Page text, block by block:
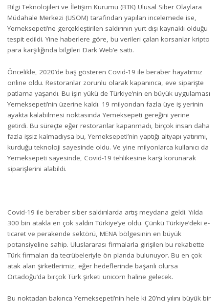
Bilgi Teknolojileri ve İletişim Kurumu (BTK) Ulusal Siber Olaylara
Müdahale Merkezi (USOM) tarafından yapılan incelemede ise,
Yemeksepeti’ne gerçekleştirilen saldırının yurt dışı kaynaklı olduğu
tespit edildi. Yine haberlere göre, bu verileri çalan korsanlar kripto
para karşılığında bilgileri Dark Web’e sattı.
Öncelikle, 2020’de baş gösteren Covid-19 ile beraber hayatımız
online oldu. Restoranlar zorunlu olarak kapanınca, eve siparişte
patlama yaşandı. Bu işin yükü de Türkiye’nin en büyük uygulaması
Yemeksepeti’nin üzerine kaldı. 19 milyondan fazla üye iş yerinin
ayakta kalabilmesi noktasında Yemeksepeti gereğini yerine
getirdi. Bu süreçte eğer restoranlar kapanmadı, birçok insan daha
fazla işsiz kalmadıysa bu, Yemeksepeti’nin yaptığı altyapı yatırımı,
kurduğu teknoloji sayesinde oldu. Ve yine milyonlarca kullanıcı da
Yemeksepeti sayesinde, Covid-19 tehlikesine karşı korunarak
siparişlerini alabildi.
Covid-19 ile beraber siber saldırılarda artış meydana geldi. Yılda
300 bin atakla en çok saldırı Türkiye’ye oldu. Çünkü Türkiye’deki e-
ticaret ve perakende sektörü, MENA bölgesinin en büyük
potansiyeline sahip. Uluslararası firmalarla girişilen bu rekabette
Türk firmaları da tecrübeleriyle ön planda bulunuyor. Bu en çok
atak alan şirketlerimiz, eğer hedeflerinde başarılı olursa
Ortadoğu’da birçok Türk şirketi unicorn haline gelecek.
Bu noktadan bakınca Yemeksepeti’nin hele ki 20’nci yılını büyük bir